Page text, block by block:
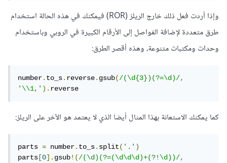
وإذا أردت فعل ذلك خارج الريلز (ROR) فيمكنك في هذه الحالة استخدام
طرق متعددة لإضافة الفواصل إلى الأرقام الكبيرة في الروبي وباستخدام
وحدات ومكتبات متنوعة، وهذه أقصر الطرق:
number.to_s.reverse.gsub(/(\d{3})(?=\d)/,
'\\1,').reverse
كما يمكنك الاستعانة بهذا المثال أيضا الذي لا يعتمد هو الآخر على الريلز:
parts = number.to_s.split('.')
parts [0].gsub!(/(\d)(?=(\d\d\d)+(?!\d))/,